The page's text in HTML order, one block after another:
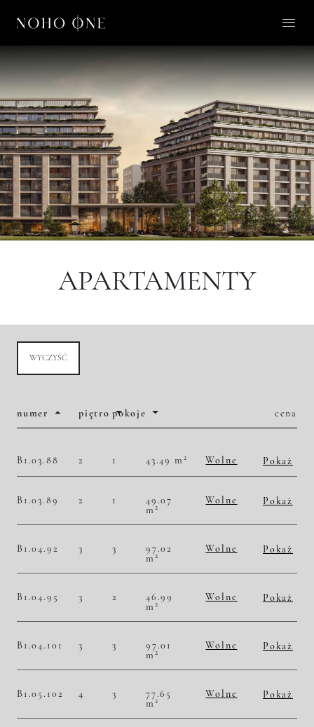
O NOHO ONE
LIFESTYLE
APARTAMENTY
O NAS
KONTAKT
APARTAMENTY
WYCZYŚĆ
numer piętro pokoje cena
B1.03.88 2 1 43.49 m 2 Wolne
Pokaż
B1.03.89 2 1
49.07
m 2
Wolne
Pokaż
B1.04.92 3 3
97.02
m 2
Wolne
Pokaż
B1.04.95 3 2
46.99
m 2
Wolne
Pokaż
B1.04.101 3 3
97.01
m 2
Wolne
Pokaż
B1.05.102 4 3
77.65
m 2
Wolne
Pokaż